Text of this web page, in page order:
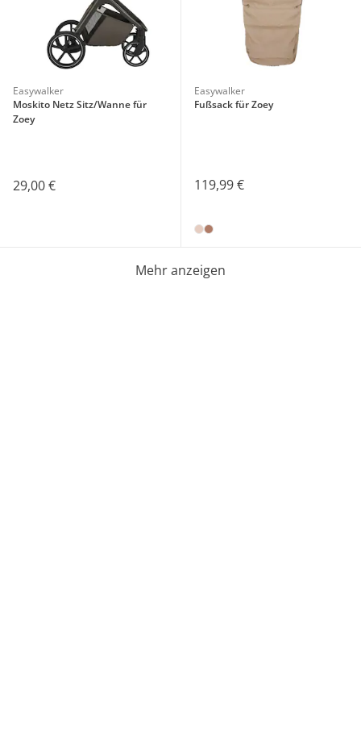
Easywalker
Moskito Netz Sitz/Wanne für
Zoey
29,00 €
Easywalker
Fußsack für Zoey
119,99 €
Mehr anzeigen